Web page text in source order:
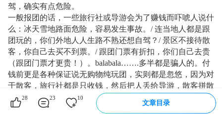
驾，确实有点危险。
一般报团的话，一些旅行社或导游会为了赚钱而吓唬人说什
么：冰天雪地路面危险，容易发生事故。/ 连当地人都是跟
团玩的，你们外地人人生路不熟还想自驾？/ 景区不接待散
客，你自己去买不到票。/ 跟团门票有折扣，你们自己去贵
（跟团门票才更贵！）。balabala…….多半都是骗人的。付
钱前更是各种保证说无购物纯玩团，实则都是忽悠，因为对
于散客，旅行社都是只收钱，然后把人丢给导游，散客拼散
客，拼成一个团，以至于什么价位报的名都有。。旅行社的
各种承诺，在导游那里都不承认，这些导游都有自己的想法
28 23 10
文章目录